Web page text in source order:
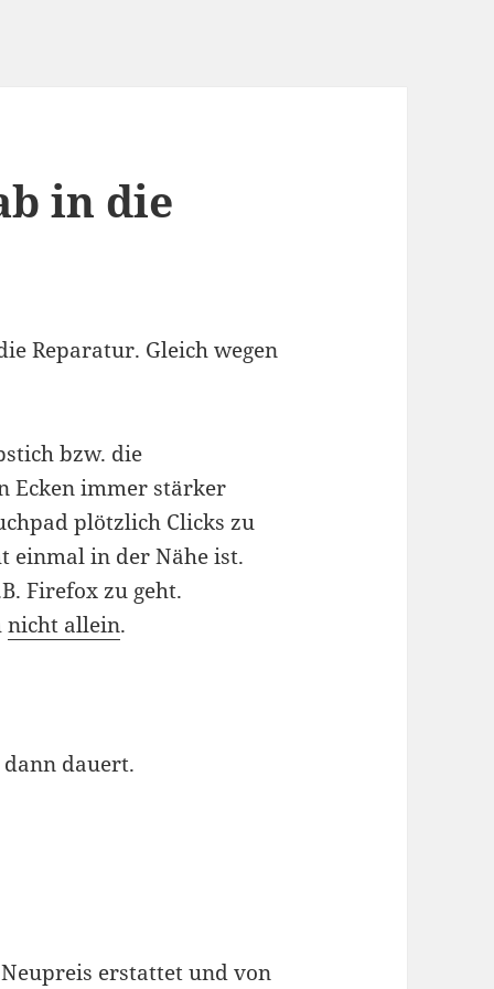
in die
Reparatur. Gleich wegen
bzw. die
Ecken immer stärker
plötzlich Clicks zu
einmal in der Nähe ist.
Firefox zu geht.
nicht allein.
dauert.
erstattet und von